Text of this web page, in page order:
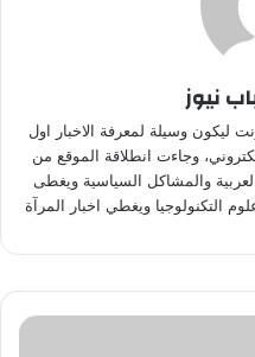
نيوز
ليكون وسيلة لمعرفة الاخبار اول
وجاءت انطلاقة الموقع من
والمشاكل السياسية ويغطى
التكنولوجيا ويغطي اخبار المرآة